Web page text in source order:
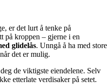
er det lurt å tenke på
på kroppen – gjerne i en
glidelås. Unngå å ha med store
det er mulig.
de viktigste eiendelene. Selv
etterlate verdisaker på setet.